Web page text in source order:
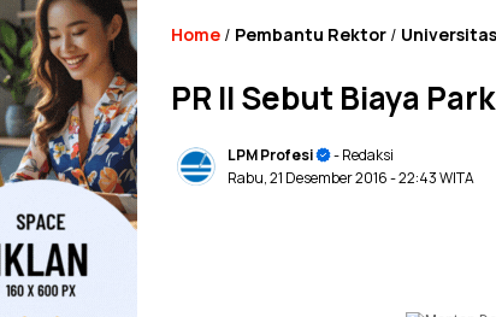
Home / Pembantu Rektor /
PR II Sebut Biaya
LPM Profesi
- Redaksi
Rabu, 21 Desember 2016- 22:43 WITA